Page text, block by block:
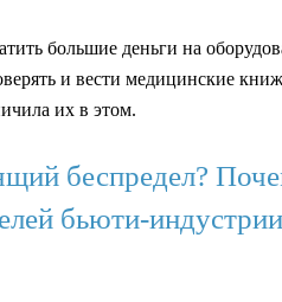
большие деньги на
и вести медицинские
их в этом.
беспредел?
бьюти-